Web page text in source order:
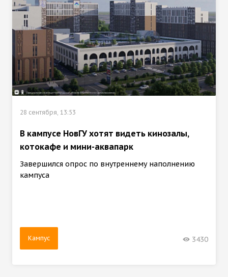
28 сентября, 13:53
В кампусе НовГУ хотят видеть кинозалы,
котокафе и мини-аквапарк
Завершился опрос по внутреннему наполнению
кампуса
Кампус 3430